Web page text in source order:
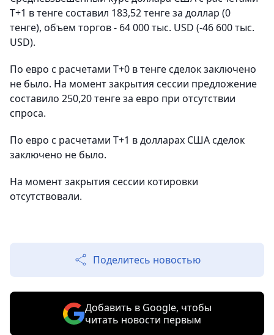
T+1 в тенге составил 183,52 тенге за доллар (0
тенге), объем торгов - 64 000 тыс. USD (-46 600 тыс.
USD).
По евро с расчетами T+0 в тенге сделок заключено
не было. На момент закрытия сессии предложение
составило 250,20 тенге за евро при отсутствии
спроса.
По евро с расчетами T+1 в долларах США сделок
заключено не было.
На момент закрытия сессии котировки
отсутствовали.
Поделитесь новостью
Добавить в Google, чтобы
читать новости первым